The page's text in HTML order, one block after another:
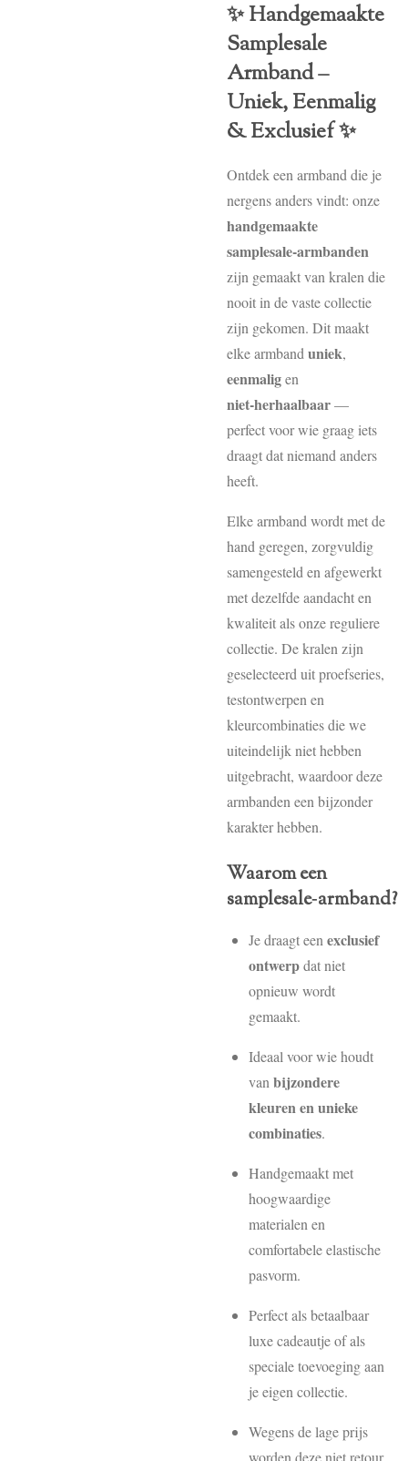
✨ Handgemaakte
Samplesale
Armband –
Uniek, Eenmalig
& Exclusief ✨
Ontdek een armband die je
nergens anders vindt: onze
handgemaakte
samplesale‑armbanden
zijn gemaakt van kralen die
nooit in de vaste collectie
zijn gekomen. Dit maakt
elke armband uniek,
eenmaligen
niet‑herhaalbaar—
perfect voor wie graag iets
draagt dat niemand anders
heeft.
Elke armband wordt met de
hand geregen, zorgvuldig
samengesteld en afgewerkt
met dezelfde aandacht en
kwaliteit als onze reguliere
collectie. De kralen zijn
geselecteerd uit proefseries,
testontwerpen en
kleurcombinaties die we
uiteindelijk niet hebben
uitgebracht, waardoor deze
armbanden een bijzonder
karakter hebben.
Waarom een
samplesale‑armband?
Je draagt een exclusief
ontwerpdat niet
opnieuw wordt
gemaakt.
Ideaal voor wie houdt
van bijzondere
kleuren en unieke
combinaties.
Handgemaakt met
hoogwaardige
materialen en
comfortabele elastische
pasvorm.
Perfect als betaalbaar
luxe cadeautje of als
speciale toevoeging aan
je eigen collectie.
Wegens de lage prijs
worden deze niet retour